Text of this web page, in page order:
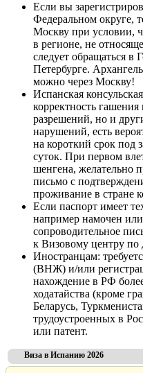
Если вы
Федеральном округе,
Москву при условии,
в регионе, не
следует обращаться в
Петербурге.
можно через Москву!
Испанская
корректность
разрешений, но и
нарушений, есть
на короткий срок под
суток. При первом
шенгена, желательно
письмо с
проживание в стране
Если паспорт имеет
например намочен или
сопроводительное
к Визовому центру по
Иностранцам:
(ВНЖ) и/или
нахождение в РФ
ходатайства (кроме
Беларусь,
трудоустроенных в
или патент.
Виза в Испанию 2026